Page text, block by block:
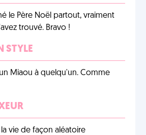
le Père Noël partout, vraiment
trouvé. Bravo !
STYLE
Miaou à quelqu'un. Comme
vie de façon aléatoire